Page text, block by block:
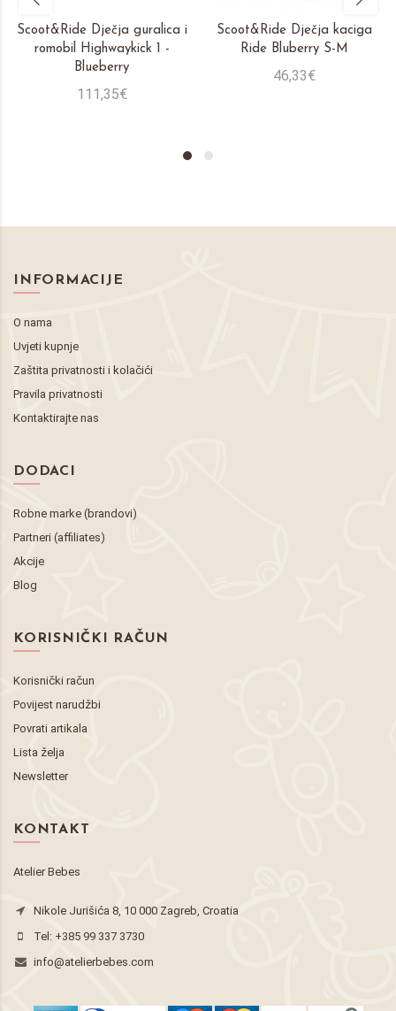
Scoot&Ride Dječja guralica i
romobil Highwaykick 1 -
Blueberry
111,35€
Scoot&Ride Dječja kaciga
Ride Bluberry S-M
46,33€
INFORMACIJE
O nama
Uvjeti kupnje
Zaštita privatnosti i kolačići
Pravila privatnosti
Kontaktirajte nas
DODACI
Robne marke (brandovi)
Partneri (affiliates)
Akcije
Blog
KORISNIČKI RAČUN
Korisnički račun
Povijest narudžbi
Povrati artikala
Lista želja
Newsletter
KONTAKT
Atelier Bebes
Nikole Jurišića 8, 10 000 Zagreb, Croatia
Tel: +385 99 337 3730
info@atelierbebes.com